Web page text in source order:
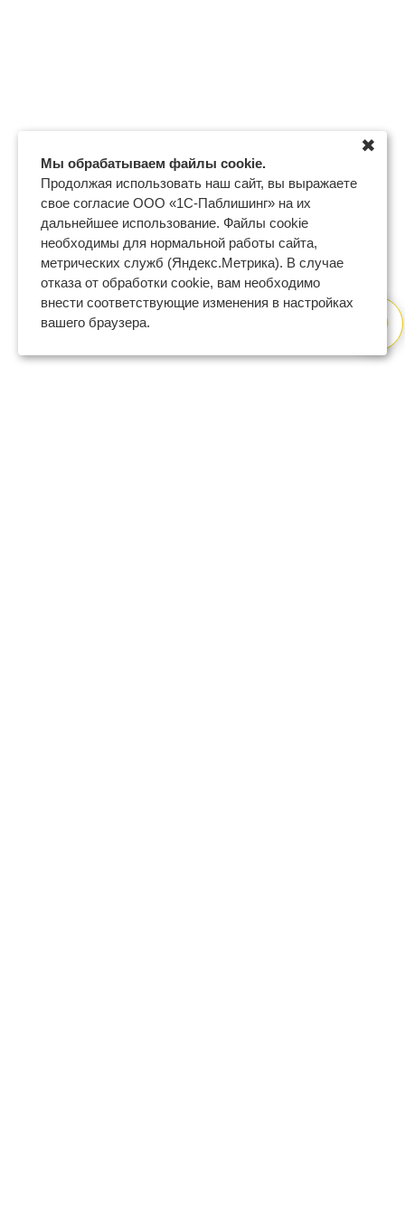
Мы обрабатываем файлы cookie.
Продолжая использовать наш сайт, вы выражаете
свое согласие ООО «1С-Паблишинг» на их
дальнейшее использование. Файлы cookie
необходимы для нормальной работы сайта,
метрических служб (Яндекс.Метрика). В случае
отказа от обработки cookie, вам необходимо
внести соответствующие изменения в настройках
вашего браузера.
✖